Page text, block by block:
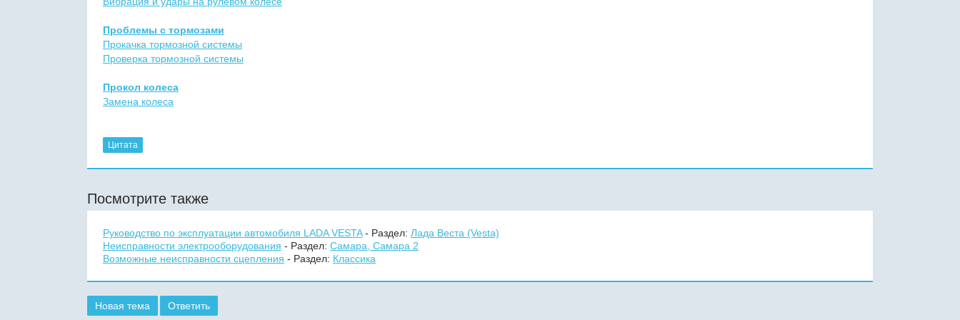
Проблемы с тормозами
Прокачка тормозной системы
Проверка тормозной системы
Прокол колеса
Замена колеса
Цитата
Посмотрите также
Руководство по эксплуатации автомобиля LADA VESTA- Раздел: Лада Веста (Vesta)
Неисправности электрооборудования - Раздел: Самара, Самара 2
Возможные неисправности сцепления - Раздел: Классика
Новая тема Ответить